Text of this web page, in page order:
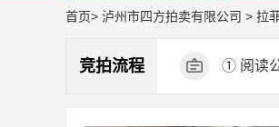
首页> 泸州市四方拍卖有限公司 > 拉
竞拍流程 ① 阅读